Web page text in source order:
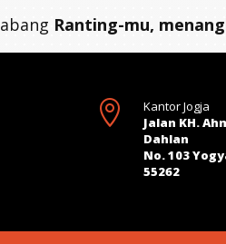
Ranting-mu,

Kantor Jogja
Jalan KH.
Dahlan
No. 103
55262